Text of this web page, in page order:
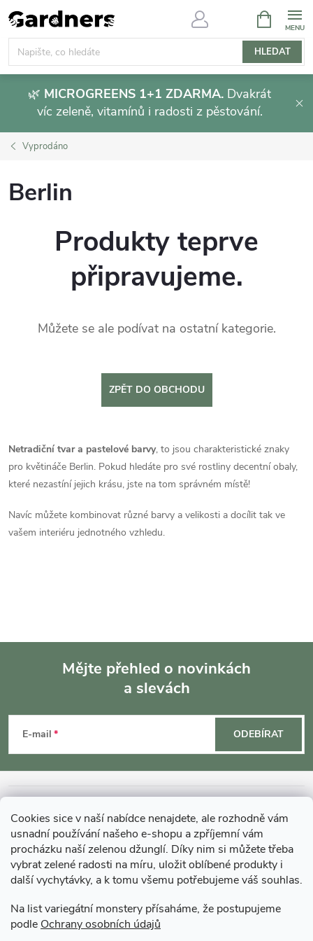
Cookies sice v naší nabídce nenajdete, ale rozhodně vám
usnadní používání našeho e-shopu a zpříjemní vám
procházku naší zelenou džunglí. Díky nim si můžete třeba
vybrat zelené radosti na míru, uložit oblíbené produkty i
další vychytávky, a k tomu všemu potřebujeme váš souhlas.
Na list variegátní monstery přísaháme, že postupujeme
podle Ochrany osobních údajů
Přejít
na
obsah
HLEDAT
NÁKUPNÍ
KOŠÍK
🌿 MICROGREENS 1+1 ZDARMA. Dvakrát
víc zeleně, vitamínů i radosti z pěstování.
Vyprodáno
Berlin
Produkty teprve
připravujeme.
Můžete se ale podívat na ostatní kategorie.
ZPĚT DO OBCHODU
Netradiční tvar a pastelové barvy, to jsou charakteristické znaky
pro květináče Berlin. Pokud hledáte pro své rostliny decentní obaly,
které nezastíní jejich krásu, jste na tom správném místě!
Navíc můžete kombinovat různé barvy a velikosti a docílit tak ve
vašem interiéru jednotného vzhledu.
p
a
Mějte přehled o novinkách
a slevách
E-mail ODEBÍRAT
MOHLO BY VÁS ZAJÍMAT
O GARDNERS
Gardners Design - Projekt, realizace a údržba zahrad a interiérů